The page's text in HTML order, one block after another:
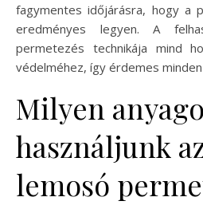
fagymentes időjárásra, hogy a
eredményes legyen. A
permetezés technikája mind
védelméhez, így érdemes
Milyen
használjunk
lemosó